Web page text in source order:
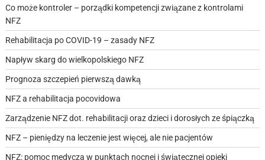
Co może kontroler – porządki kompetencji związane z kontrolami
NFZ
Rehabilitacja po COVID-19 – zasady NFZ
Napływ skarg do wielkopolskiego NFZ
Prognoza szczepień pierwszą dawką
NFZ a rehabilitacja pocovidowa
Zarządzenie NFZ dot. rehabilitacji oraz dzieci i dorosłych ze śpiączką
NFZ – pieniędzy na leczenie jest więcej, ale nie pacjentów
NFZ: pomoc medycza w punktach nocnej i świątecznej opieki